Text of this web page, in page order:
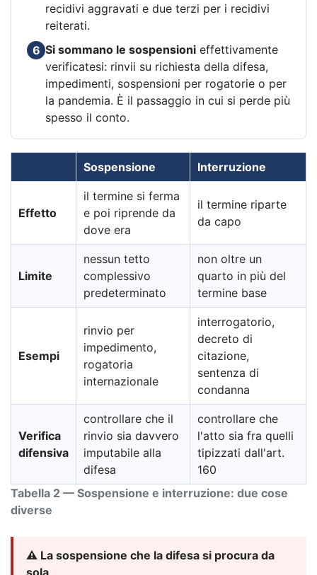
recidivi aggravati e due terzi per i recidivi
reiterati.
6 Si sommano le sospensioni effettivamente
verificatesi: rinvii su richiesta della difesa,
impedimenti, sospensioni per rogatorie o per
la pandemia. È il passaggio in cui si perde più
spesso il conto.
Tabella 2 — Sospensione e interruzione: due cose
diverse
Sospensione Interruzione
Effetto
il termine si ferma
e poi riprende da
dove era
il termine riparte
da capo
Limite
nessun tetto
complessivo
predeterminato
non oltre un
quarto in più del
termine base
Esempi
rinvio per
impedimento,
rogatoria
internazionale
interrogatorio,
decreto di
citazione,
sentenza di
condanna
Verifica
difensiva
controllare che il
rinvio sia davvero
imputabile alla
difesa
controllare che
l'atto sia fra quelli
tipizzati dall'art.
160
⚠️ La sospensione che la difesa si procura da
sola